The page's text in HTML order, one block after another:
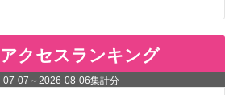
クセスランキング
07-07 ～ 2026-08-06集計分